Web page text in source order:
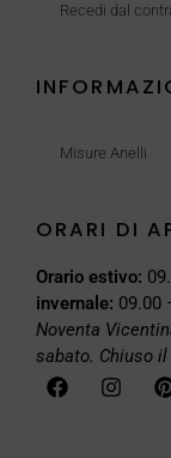
Recedi dal
Misure Anelli
ORARI DI
Orario estivo:
invernale: 09.00
Noventa
sabato. Chiuso il